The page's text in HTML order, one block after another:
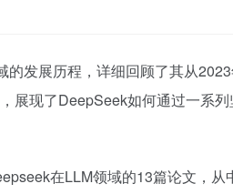
的发展历程，详细回顾了其从
展现了DeepSeek如何通过一系
在LLM领域的13篇论文，从